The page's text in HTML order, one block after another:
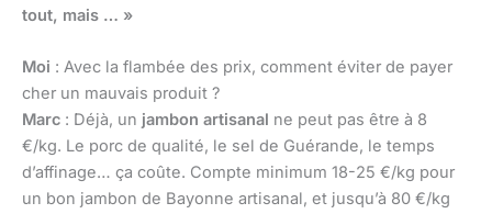
tout, mais … »
Moi : Avec la flambée des prix, comment éviter de payer
cher un mauvais produit ?
Marc : Déjà, un jambon artisanal ne peut pas être à 8
€/kg. Le porc de qualité, le sel de Guérande, le temps
d’affinage… ça coûte. Compte minimum 18-25 €/kg pour
un bon jambon de Bayonne artisanal, et jusqu’à 80 €/kg